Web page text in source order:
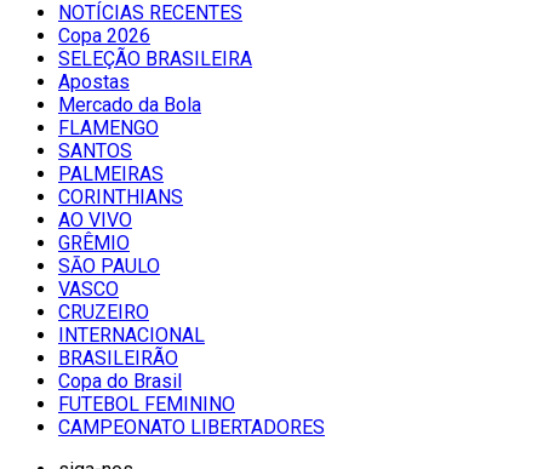
NOTÍCIAS RECENTES
Copa 2026
SELEÇÃO BRASILEIRA
Apostas
Mercado da Bola
FLAMENGO
SANTOS
PALMEIRAS
CORINTHIANS
AO VIVO
GRÊMIO
SĀO PAULO
VASCO
CRUZEIRO
INTERNACIONAL
BRASILEIRÃO
Copa do Brasil
FUTEBOL FEMININO
CAMPEONATO LIBERTADORES